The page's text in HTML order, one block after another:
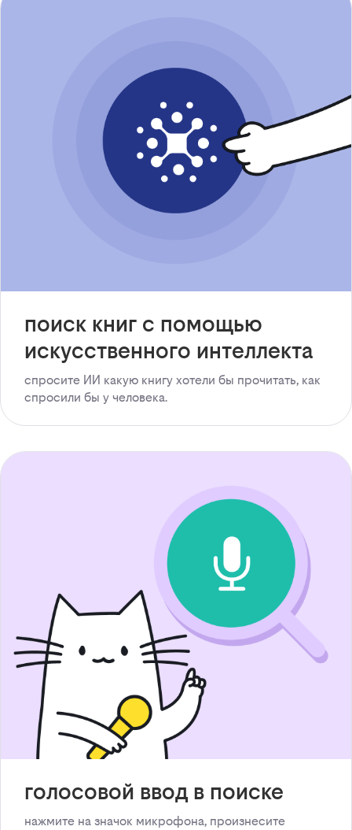
поиск книг с помощью
искусственного интеллекта
спросите ИИ какую книгу хотели бы прочитать, как
спросили бы у человека.
голосовой ввод в поиске
нажмите на значок микрофона, произнесите